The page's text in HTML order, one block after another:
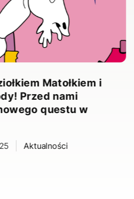
Matołkiem i
Przed nami
questu w
Aktualności